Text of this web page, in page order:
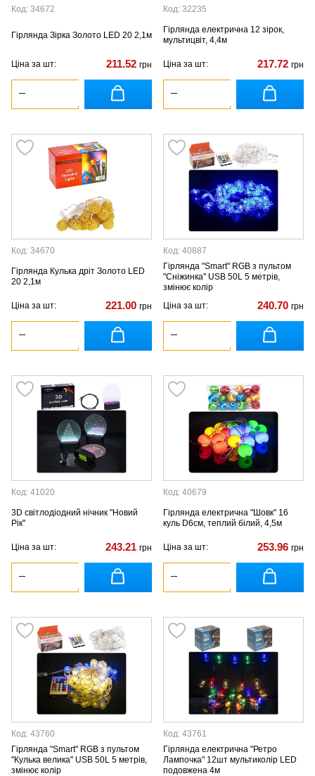
Код: 34672
Гірлянда Зірка Золото LED 20 2,1м
Ціна за шт: 211.52 грн
Код: 32235
Гірлянда електрична 12 зірок,
мультицвіт, 4,4м
Ціна за шт: 217.72 грн
Код: 34670
Гірлянда Кулька дріт Золото LED
20 2,1м
Ціна за шт: 221.00 грн
Код: 40887
Гірлянда "Smart" RGB з пультом
"Сніжинка" USB 50L 5 метрів,
змінює колір
Ціна за шт:
240.70 грн
Код: 41020
3D світлодіодний нічник "Новий
Рік"
Ціна за шт: 243.21 грн
Код: 40679
Гірлянда електрична "Шовк" 16
куль D6см, теплий білий, 4,5м
Ціна за шт: 253.96 грн
Код: 43760
Гірлянда "Smart" RGB з пультом
"Кулька велика" USB 50L 5 метрів,
змінює колір
Код: 43761
Гірлянда електрична "Ретро
Лампочка" 12шт мультиколір LED
подовжена 4м